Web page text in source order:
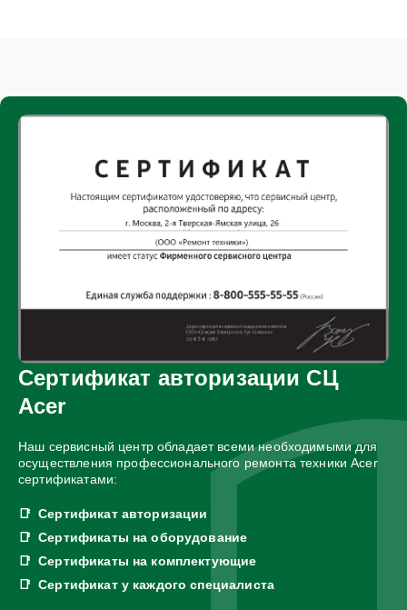
Сертификат авторизации СЦ
Acer
Наш сервисный центр обладает всеми необходимыми для
осуществления профессионального ремонта техники Acer
сертификатами:
Сертификат авторизации
Сертификаты на оборудование
Сертификаты на комплектующие
Сертификат у каждого специалиста